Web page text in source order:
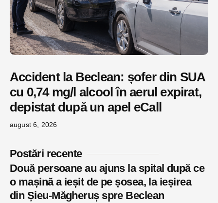
Accident la Beclean: șofer din SUA
cu 0,74 mg/l alcool în aerul expirat,
depistat după un apel eCall
august 6, 2026
Postări recente
Două persoane au ajuns la spital după ce
o mașină a ieșit de pe șosea, la ieșirea
din Șieu-Măgheruș spre Beclean